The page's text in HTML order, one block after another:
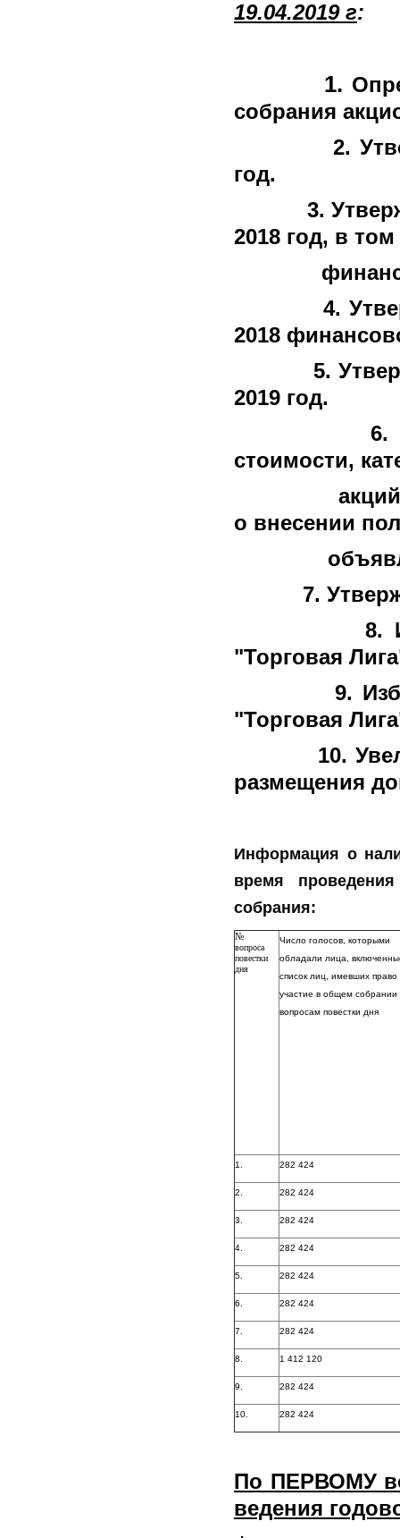
19.04.2019 г:
1.
собрания
2.
год.
3.
2018 год, в
4.
2018
5.
2019 год.
стоимости,
акций и
о внесении
7.
8.
"Торговая
9.
"Торговая
10.
размещения
Информация о
время
собрания:
№
вопроса
повестки
дня
Число голосов, которыми
обладали лица,
список лиц, имевших право
участие в общем собрании
вопросам повестки дня
1. 282 424
2. 282 424
3. 282 424
4. 282 424
5. 282 424
6. 282 424
7. 282 424
8. 1 412 120
9. 282 424
10. 282 424
По ПЕРВОМУ
ведения